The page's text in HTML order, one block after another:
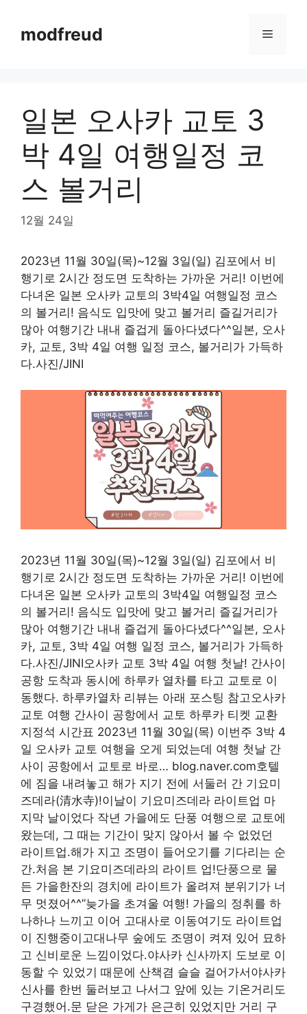
contentmodfreud Menu
일본 오사카 교토 3
박 4일 여행일정 코
스 볼거리
12월 24일
2023년 11월 30일(목)~12월 3일(일) 김포에서 비
행기로 2시간 정도면 도착하는 가까운 거리! 이번에
다녀온 일본 오사카 교토의 3박4일 여행일정 코스
의 볼거리! 음식도 입맛에 맞고 볼거리 즐길거리가
많아 여행기간 내내 즐겁게 돌아다녔다^^일본, 오사
카, 교토, 3박 4일 여행 일정 코스, 볼거리가 가득하
다.사진/JINI
2023년 11월 30일(목)~12월 3일(일) 김포에서 비
행기로 2시간 정도면 도착하는 가까운 거리! 이번에
다녀온 일본 오사카 교토의 3박4일 여행일정 코스
의 볼거리! 음식도 입맛에 맞고 볼거리 즐길거리가
많아 여행기간 내내 즐겁게 돌아다녔다^^일본, 오사
카, 교토, 3박 4일 여행 일정 코스, 볼거리가 가득하
다.사진/JINI오사카 교토 3박 4일 여행 첫날! 간사이
공항 도착과 동시에 하루카 열차를 타고 교토로 이
동했다. 하루카열차 리뷰는 아래 포스팅 참고오사카
교토 여행 간사이 공항에서 교토 하루카 티켓 교환
지정석 시간표 2023년 11월 30일(목) 이번주 3박 4
일 오사카 교토 여행을 오게 되었는데 여행 첫날 간
사이 공항에서 교토로 바로… blog.naver.com호텔
에 짐을 내려놓고 해가 지기 전에 서둘러 간 기요미
즈데라(清水寺)!이날이 기요미즈데라 라이트업 마
지막 날이었다 작년 가을에도 단풍 여행으로 교토에
왔는데, 그 때는 기간이 맞지 않아서 볼 수 없었던
라이트업.해가 지고 조명이 들어오기를 기다리는 순
간.처음 본 기요미즈데라의 라이트 업!단풍으로 물
든 가을한잔의 경치에 라이트가 올려져 분위기가 너
무 멋졌어^^”늦가을 초겨울 여행! 가을의 정취를 하
나하나 느끼고 이어 고대사로 이동여기도 라이트업
이 진행중이고대나무 숲에도 조명이 켜져 있어 묘하
고 신비로운 느낌이었다.야사카 신사까지 도보로 이
동할 수 있었기 때문에 산책겸 슬슬 걸어가서야사카
신사를 한번 둘러보고 나서그 앞에 있는 기온거리도
구경했어.문 닫은 가게가 은근히 있었지만 거리 구